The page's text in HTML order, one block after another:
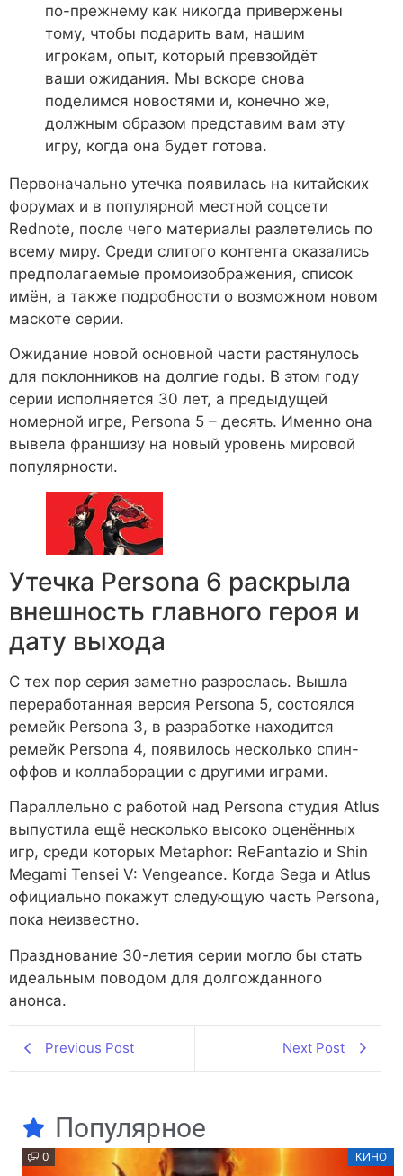
по-прежнему как никогда привержены
тому, чтобы подарить вам, нашим
игрокам, опыт, который превзойдёт
ваши ожидания. Мы вскоре снова
поделимся новостями и, конечно же,
должным образом представим вам эту
игру, когда она будет готова.
Первоначально утечка появилась на китайских
форумах и в популярной местной соцсети
Rednote, после чего материалы разлетелись по
всему миру. Среди слитого контента оказались
предполагаемые промоизображения, список
имён, а также подробности о возможном новом
маскоте серии.
Ожидание новой основной части растянулось
для поклонников на долгие годы. В этом году
серии исполняется 30 лет, а предыдущей
номерной игре, Persona 5 – десять. Именно она
вывела франшизу на новый уровень мировой
популярности.
Утечка Persona 6 раскрыла
внешность главного героя и
дату выхода
С тех пор серия заметно разрослась. Вышла
переработанная версия Persona 5, состоялся
ремейк Persona 3, в разработке находится
ремейк Persona 4, появилось несколько спин-
оффов и коллаборации с другими играми.
Параллельно с работой над Persona студия Atlus
выпустила ещё несколько высоко оценённых
игр, среди которых Metaphor: ReFantazio и Shin
Megami Tensei V: Vengeance. Когда Sega и Atlus
официально покажут следующую часть Persona,
пока неизвестно.
Празднование 30-летия серии могло бы стать
идеальным поводом для долгожданного
анонса.
Previous Post Next Post
Популярное
0 КИНО